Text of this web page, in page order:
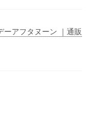
アフタヌーン ｜通販